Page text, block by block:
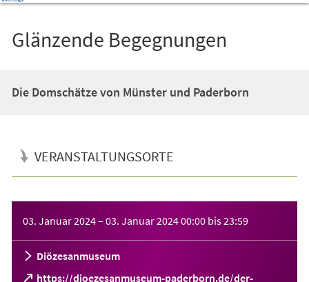
Glänzende Begegnungen
Die Domschätze von Münster und Paderborn
VERANSTALTUNGSORTE
03. Januar 2024– 03. Januar 202400:00 bis23:59
Diözesanmuseum
https://dioezesanmuseum-paderborn.de/der-